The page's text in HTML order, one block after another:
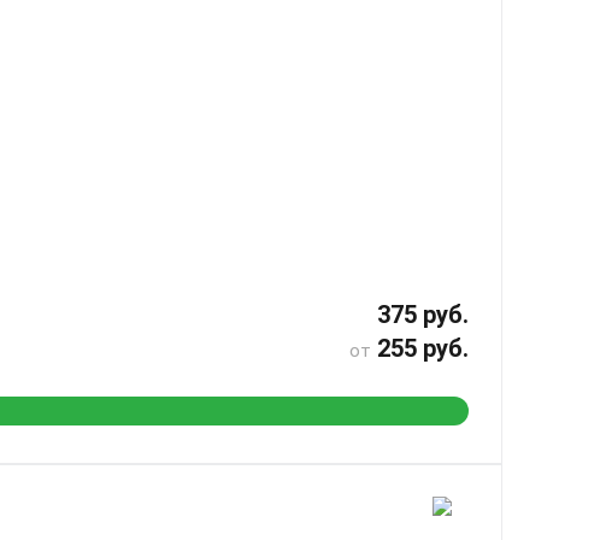
375 руб.
от 255 руб.